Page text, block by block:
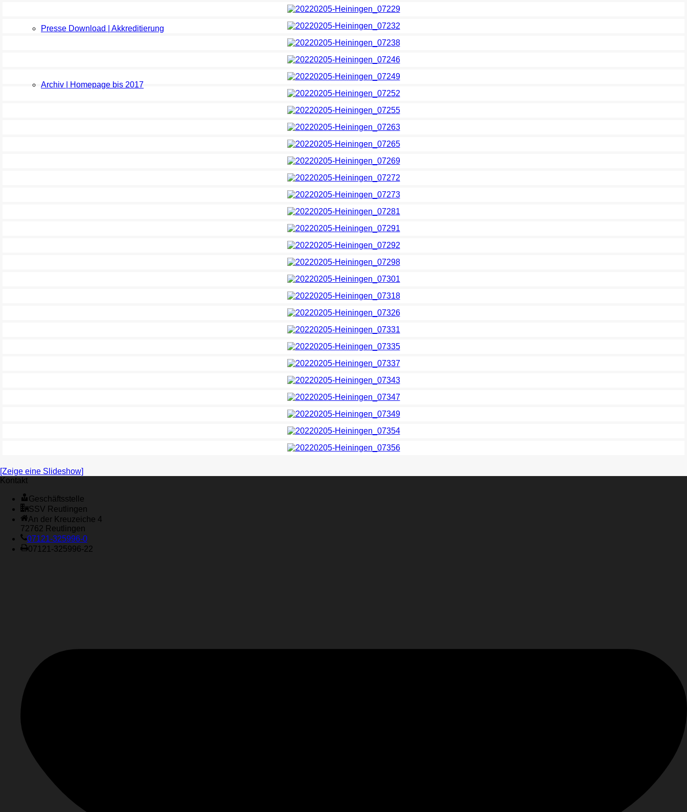
Presse Download | Akkreditierung
Archiv | Homepage bis 2017
[Zeige eine Slideshow]
Kontakt
Geschäftsstelle
SSV Reutlingen
An der Kreuzeiche 4
72762 Reutlingen
07121-325996-0
07121-325996-22